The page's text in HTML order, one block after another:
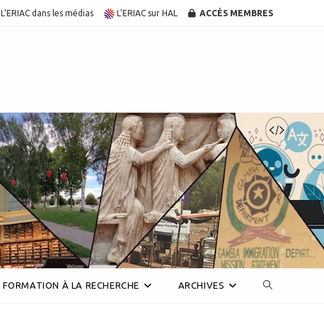
L’ERIAC dans les médias L’ERIAC sur HAL ACCÈS MEMBRES
FORMATION À LA RECHERCHE ARCHIVES Toggle